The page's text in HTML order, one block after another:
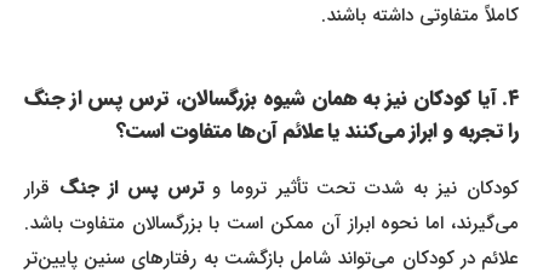
کاملاً متفاوتی داشته باشند.
۴. آیا کودکان نیز به همان شیوه بزرگسالان، ترس پس از جنگ
را تجربه و ابراز می‌کنند یا علائم آن‌ها متفاوت است؟
کودکان نیز به شدت تحت تأثیر تروما و ترس پس از جنگقرار
می‌گیرند، اما نحوه ابراز آن ممکن است با بزرگسالان متفاوت باشد.
علائم در کودکان می‌تواند شامل بازگشت به رفتارهای سنین پایین‌تر